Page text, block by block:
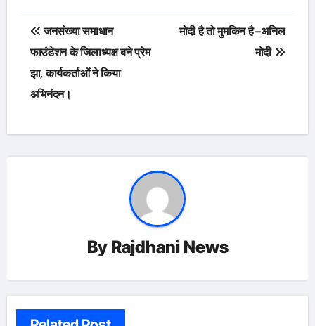
Post
navigation
जनसंख्या समाधान
फाउंडेशन के जिलाध्यक्ष बने प्रेम
झा, कार्यकर्ताओं ने किया
अभिनंदन।
मोदी है तो मुमकिन है–अनिल
मोदी
By Rajdhani News